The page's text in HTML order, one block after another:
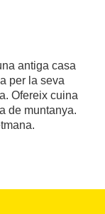
antiga casa
per la seva
Ofereix cuina
de muntanya.